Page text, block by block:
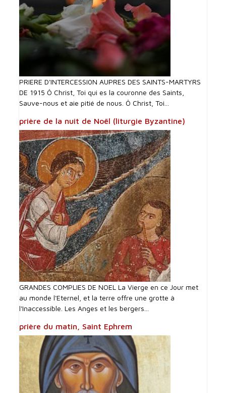
PRIERE D'INTERCESSI0N AUPRES DES SAINTS-MARTYRS
DE 1915 Ô Christ, Toi qui es la couronne des Saints,
Sauve-nous et aie pitié de nous. Ô Christ, Toi...
prière de la nuit de Noël (liturgie Byzantine)
GRANDES COMPLIES DE NOEL La Vierge en ce Jour met
au monde l'Eternel, et la terre offre une grotte à
l'Inaccessible. Les Anges et les bergers...
prière du matin, Saint Ephrem